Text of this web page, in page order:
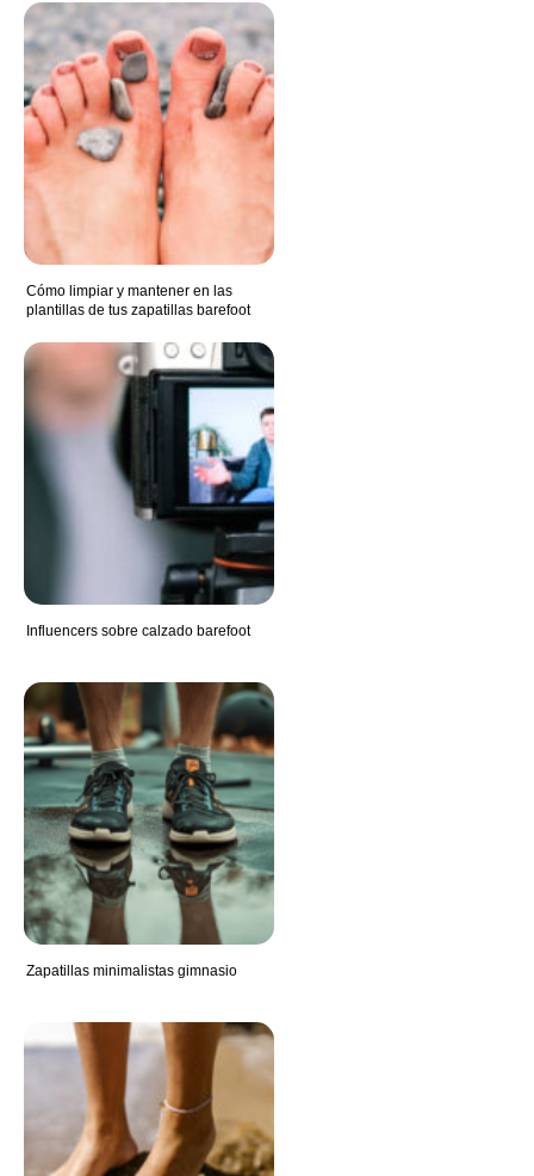
Cómo limpiar y mantener en las
plantillas de tus zapatillas barefoot
Influencers sobre calzado barefoot
Zapatillas minimalistas gimnasio